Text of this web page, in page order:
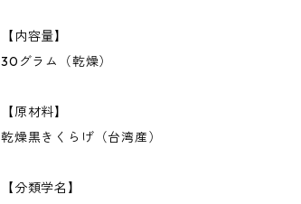
【内容量】
30グラム（乾燥）
【原材料】
乾燥黒きくらげ（台湾産）
【分類学名】